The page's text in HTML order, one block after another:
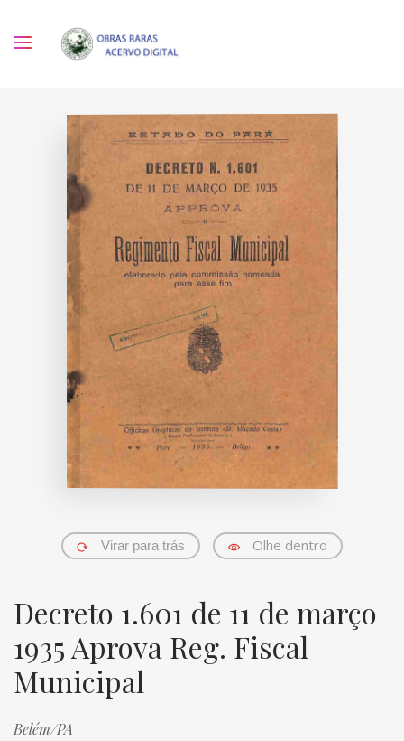
Virar para trás Olhe dentro
Decreto 1.601 de 11 de março
1935 Aprova Reg. Fiscal
Municipal
Belém/PA